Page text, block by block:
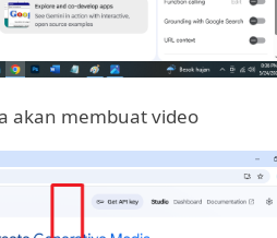
akan membuat video